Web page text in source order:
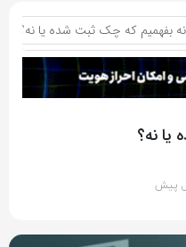
بفهمیم که چک ثبت شده یا نه؟
نه؟